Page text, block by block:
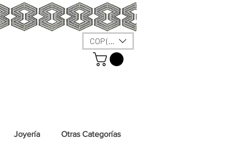
COP ($)
Joyería Otras Categorías